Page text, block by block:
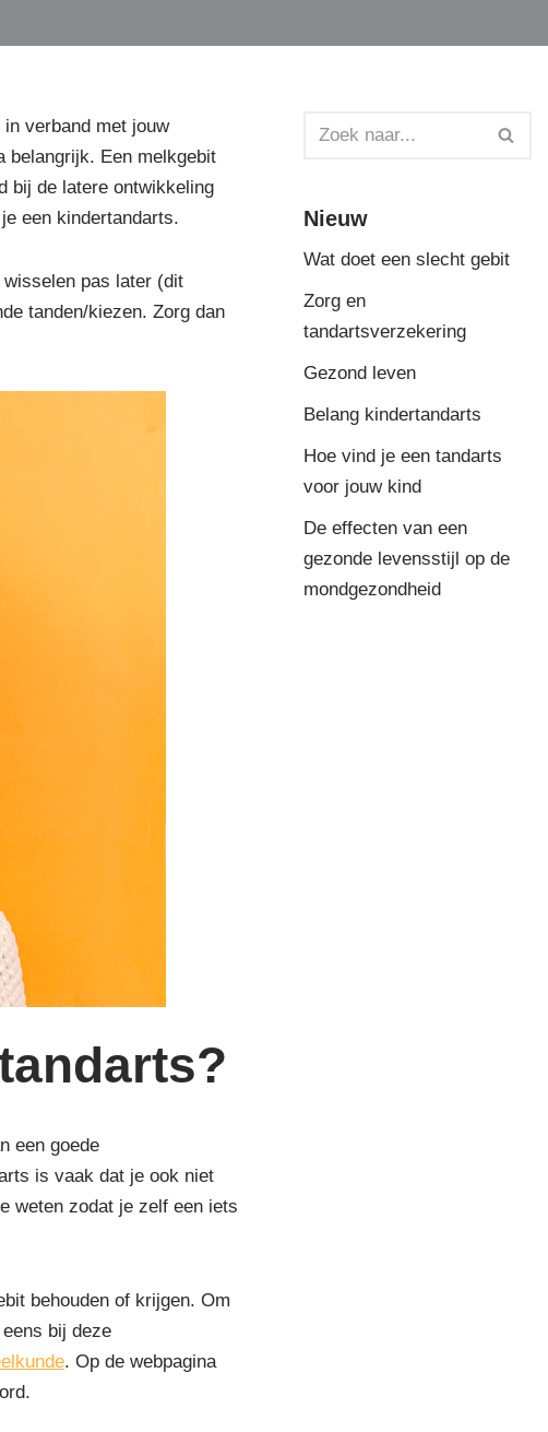
verband met jouw
belangrijk. Een melkgebit
bij de latere ontwikkeling
een kindertandarts.
pas later (dit
tanden/kiezen. Zorg dan
een goede
is vaak dat je ook niet
weten zodat je zelf een iets
behouden of krijgen. Om
bij deze
. Op de webpagina
Nieuw
Wat doet een slecht gebit
Zorg en
tandartsverzekering
Gezond leven
Belang kindertandarts
Hoe vind je een tandarts
voor jouw kind
De effecten van een
gezonde levensstijl op de
mondgezondheid